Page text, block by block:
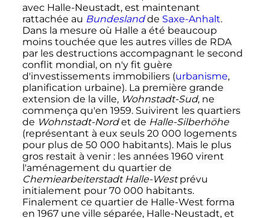
avec Halle-Neustadt, est maintenant
rattachée au Bundeslandde Saxe-Anhalt.
Dans la mesure où Halle a été beaucoup
moins touchée que les autres villes de RDA
par les destructions accompagnant le second
conflit mondial, on n'y fit guère
d'investissements immobiliers (urbanisme,
planification urbaine). La première grande
extension de la ville, Wohnstadt-Sud, ne
commença qu'en 1959. Suivirent les quartiers
de Wohnstadt-Nordet de Halle-Silberhöhe
(représentant à eux seuls 20 000 logements
pour plus de 50 000 habitants). Mais le plus
gros restait à venir : les années 1960 virent
l'aménagement du quartier de
Chemiearbeiterstadt Halle-Westprévu
initialement pour 70 000 habitants.
Finalement ce quartier de Halle-West forma
en 1967 une ville séparée, Halle-Neustadt, et